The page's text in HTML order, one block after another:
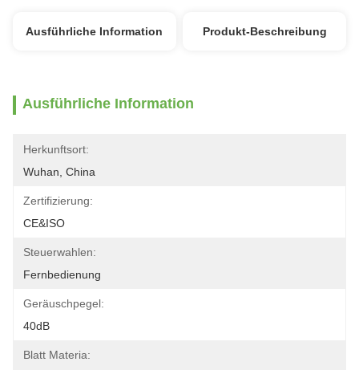
Ausführliche Information Produkt-Beschreibung
Ausführliche Information
Herkunftsort:
Wuhan, China
Zertifizierung:
CE&ISO
Steuerwahlen:
Fernbedienung
Geräuschpegel:
40dB
Blatt Materia: